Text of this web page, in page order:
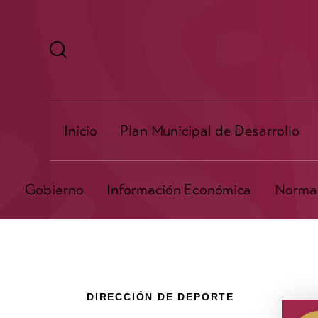
Inicio Plan Municipal de Desarrollo
Gobierno Información Económica
DIRECCIÓN DE DEPORTE